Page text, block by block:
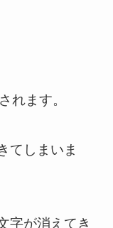
れます。
てしまいま
字が消えてき